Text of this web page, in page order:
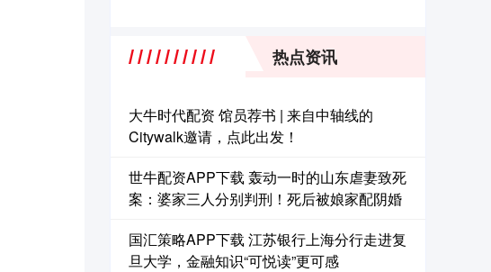
热点资讯
大牛时代配资 馆员荐书 | 来自中轴线的
Citywalk邀请，点此出发！
世牛配资APP下载 轰动一时的山东虐妻致死
案：婆家三人分别判刑！死后被娘家配阴婚
国汇策略APP下载 江苏银行上海分行走进复
旦大学，金融知识“可悦读”更可感